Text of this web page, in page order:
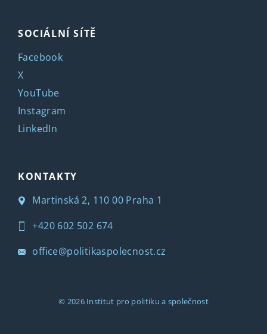
SOCIÁLNÍ SÍTĚ
Facebook
X
YouTube
Instagram
LinkedIn
KONTAKTY
Martinská 2, 110 00 Praha 1
+420 602 502 674
office@politikaspolecnost.cz
© 2026 Institut pro politiku a společnost